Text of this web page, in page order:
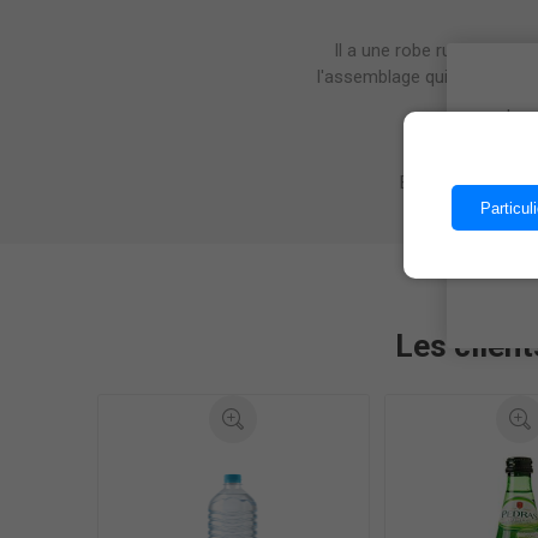
Il a une robe rubis, avec
l'assemblage qui a mûri en
Excellent
Les